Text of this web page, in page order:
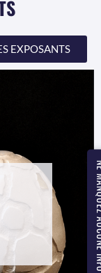
NE
EXPOSANTS